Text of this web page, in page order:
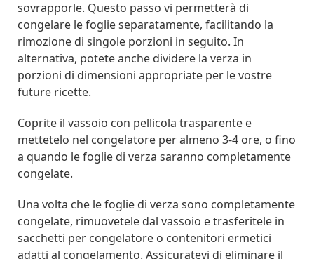
sovrapporle. Questo passo vi permetterà di
congelare le foglie separatamente, facilitando la
rimozione di singole porzioni in seguito. In
alternativa, potete anche dividere la verza in
porzioni di dimensioni appropriate per le vostre
future ricette.
Coprite il vassoio con pellicola trasparente e
mettetelo nel congelatore per almeno 3-4 ore, o fino
a quando le foglie di verza saranno completamente
congelate.
Una volta che le foglie di verza sono completamente
congelate, rimuovetele dal vassoio e trasferitele in
sacchetti per congelatore o contenitori ermetici
adatti al congelamento. Assicuratevi di eliminare il